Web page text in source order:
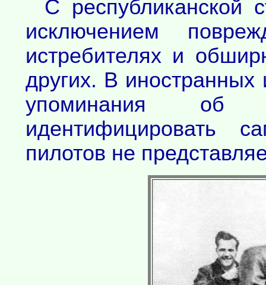
С республиканской
исключением
истребителях и
других. В иностранных
упоминания
идентифицировать
пилотов не